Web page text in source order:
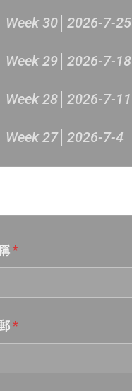
Week 30│2026-7-25
Week 29│2026-7-18
Week 28│2026-7-11
Week 27│2026-7-4
Week 25│2026-6-20
Week 24│2026-6-12
Week 22│2026-5-30
*
*